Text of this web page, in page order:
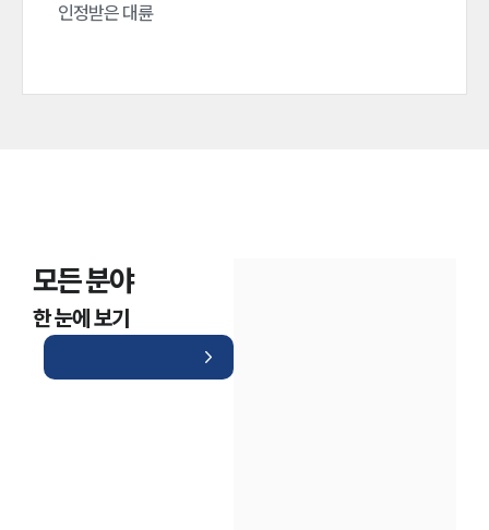
만화로 보는 사례
인정받은 대륜
모든 분야
한 눈에 보기